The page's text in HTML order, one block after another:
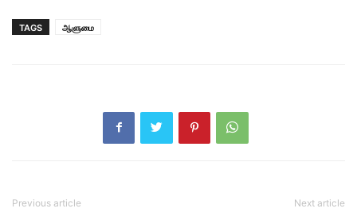
TAGS ஆளுமை
Previous article Next article